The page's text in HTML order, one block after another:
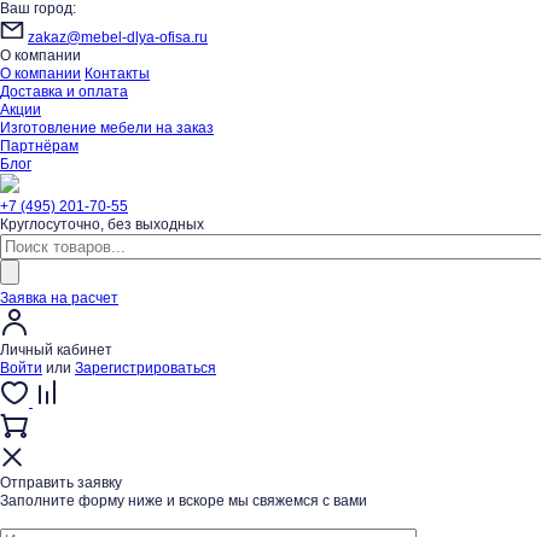
Ваш город:
zakaz@mebel-dlya-ofisa.ru
О компании
О компании Контакты
Доставка и оплата
Акции
Изготовление мебели на заказ
Партнёрам
Блог
+7 (495) 201-70-55
Круглосуточно, без выходных
Заявка на расчет
Личный кабинет
Войти или Зарегистрироваться
Отправить заявку
Заполните форму ниже и вскоре мы свяжемся с вами